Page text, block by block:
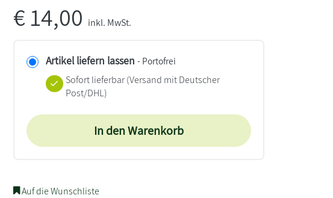
€14,00 inkl. MwSt.
Artikel liefern lassen - Portofrei
Sofort lieferbar(Versand mit Deutscher
Post/DHL)
In den Warenkorb
Auf die Wunschliste